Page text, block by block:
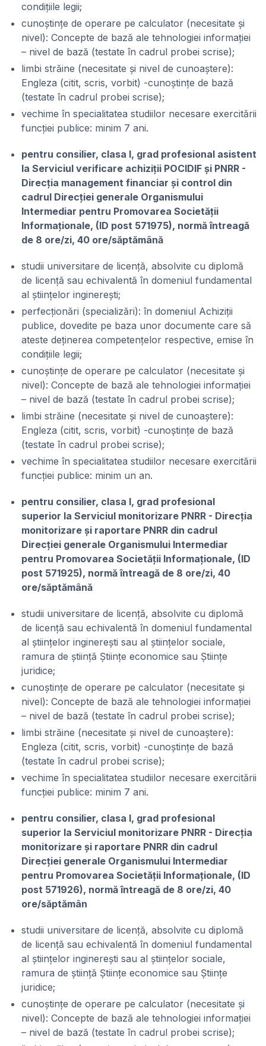
condițiile legii;
cunoștințe de operare pe calculator (necesitate și
nivel): Concepte de bază ale tehnologiei informației
– nivel de bază (testate în cadrul probei scrise);
limbi străine (necesitate și nivel de cunoaștere):
Engleza (citit, scris, vorbit) -cunoștințe de bază
(testate în cadrul probei scrise);
vechime în specialitatea studiilor necesare exercitării
funcției publice: minim 7 ani.
pentru consilier, clasa I, grad profesional asistent
la Serviciul verificare achiziții POCIDIF și PNRR -
Direcția management financiar și control din
cadrul Direcției generale Organismului
Intermediar pentru Promovarea Societății
Informaționale, (ID post 571975), normă întreagă
de 8 ore/zi, 40 ore/săptămână
studii universitare de licență, absolvite cu diplomă
de licență sau echivalentă în domeniul fundamental
al științelor inginerești;
perfecționări (specializări): în domeniul Achiziții
publice, dovedite pe baza unor documente care să
ateste deținerea competențelor respective, emise în
condițiile legii;
cunoștințe de operare pe calculator (necesitate și
nivel): Concepte de bază ale tehnologiei informației
– nivel de bază (testate în cadrul probei scrise);
limbi străine (necesitate și nivel de cunoaștere):
Engleza (citit, scris, vorbit) -cunoștințe de bază
(testate în cadrul probei scrise);
vechime în specialitatea studiilor necesare exercitării
funcției publice: minim un an.
pentru consilier, clasa I, grad profesional
superior la Serviciul monitorizare PNRR - Direcția
monitorizare și raportare PNRR din cadrul
Direcției generale Organismului Intermediar
pentru Promovarea Societății Informaționale, (ID
post 571925), normă întreagă de 8 ore/zi, 40
ore/săptămână
studii universitare de licență, absolvite cu diplomă
de licență sau echivalentă în domeniul fundamental
al științelor inginerești sau al științelor sociale,
ramura de știință Științe economice sau Științe
juridice;
cunoștințe de operare pe calculator (necesitate și
nivel): Concepte de bază ale tehnologiei informației
– nivel de bază (testate în cadrul probei scrise);
limbi străine (necesitate și nivel de cunoaștere):
Engleza (citit, scris, vorbit) -cunoștințe de bază
(testate în cadrul probei scrise);
vechime în specialitatea studiilor necesare exercitării
funcției publice: minim 7 ani.
pentru consilier, clasa I, grad profesional
superior la Serviciul monitorizare PNRR - Direcția
monitorizare și raportare PNRR din cadrul
Direcției generale Organismului Intermediar
pentru Promovarea Societății Informaționale, (ID
post 571926), normă întreagă de 8 ore/zi, 40
ore/săptămân
studii universitare de licență, absolvite cu diplomă
de licență sau echivalentă în domeniul fundamental
al științelor inginerești sau al științelor sociale,
ramura de știință Științe economice sau Științe
juridice;
cunoștințe de operare pe calculator (necesitate și
nivel): Concepte de bază ale tehnologiei informației
– nivel de bază (testate în cadrul probei scrise);